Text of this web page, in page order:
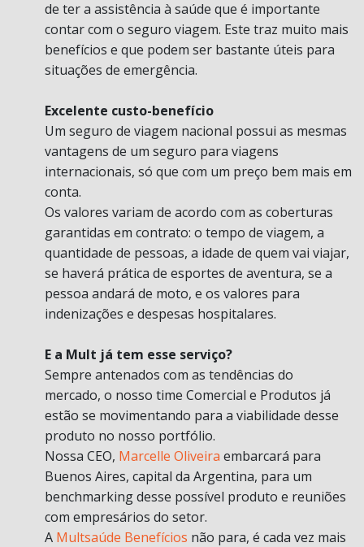
de ter a assistência à saúde que é importante
contar com o seguro viagem. Este traz muito mais
benefícios e que podem ser bastante úteis para
situações de emergência.
Excelente custo-benefício
Um seguro de viagem nacional possui as mesmas
vantagens de um seguro para viagens
internacionais, só que com um preço bem mais em
conta.
Os valores variam de acordo com as coberturas
garantidas em contrato: o tempo de viagem, a
quantidade de pessoas, a idade de quem vai viajar,
se haverá prática de esportes de aventura, se a
pessoa andará de moto, e os valores para
indenizações e despesas hospitalares.
E a Mult já tem esse serviço?
Sempre antenados com as tendências do
mercado, o nosso time Comercial e Produtos já
estão se movimentando para a viabilidade desse
produto no nosso portfólio.
Nossa CEO, Marcelle Oliveira embarcará para
Buenos Aires, capital da Argentina, para um
benchmarking desse possível produto e reuniões
com empresários do setor.
A Multsaúde Benefícios não para, é cada vez mais